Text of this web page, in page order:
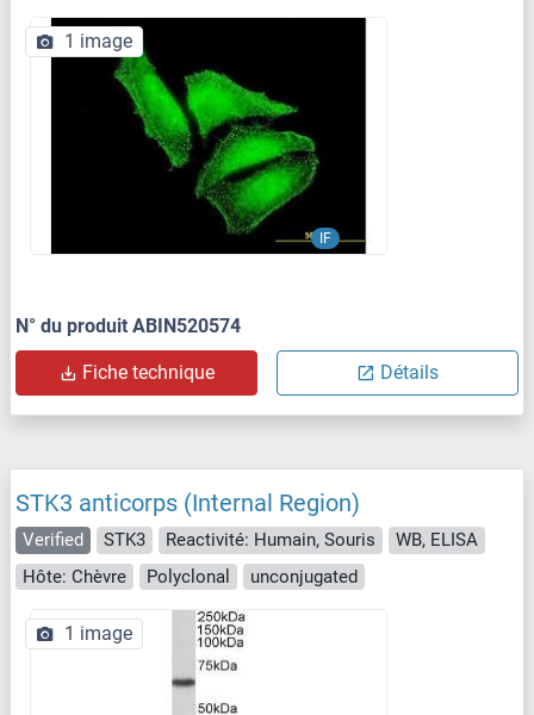
IF
1 image
N° du produit ABIN520574
Fiche technique Détails
STK3 anticorps (Internal Region)
Verified STK3 Reactivité: Humain, Souris
WB, ELISA
Hôte: Chèvre
Polyclonal unconjugated
1 image